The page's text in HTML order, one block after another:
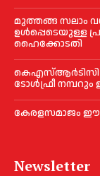
മുത്തങ്ങ സലാം
ഉള്‍പ്പെടെയുള്ള
ഹൈക്കോടതി
കെഎസ്‌ആര്‍ടിസി
ടോള്‍ഫ്രീ
കേരളസമാജം
Newsletter